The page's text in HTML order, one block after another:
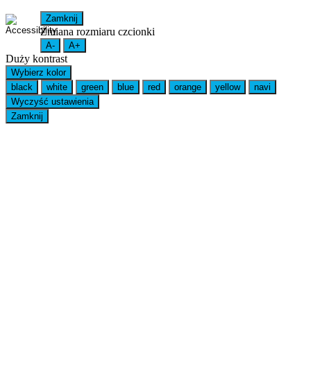
Zamknij
Zmiana rozmiaru czcionki
A- A+
Duży kontrast
Wybierz kolor
black
white green blue red orange yellow
navi
Wyczyść ustawienia
Zamknij